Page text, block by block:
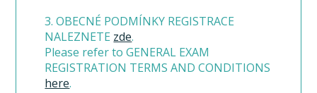
3. OBECNÉ PODMÍNKY REGISTRACE
NALEZNETE zde.
Please refer to GENERAL EXAM
REGISTRATION TERMS AND CONDITIONS
here.